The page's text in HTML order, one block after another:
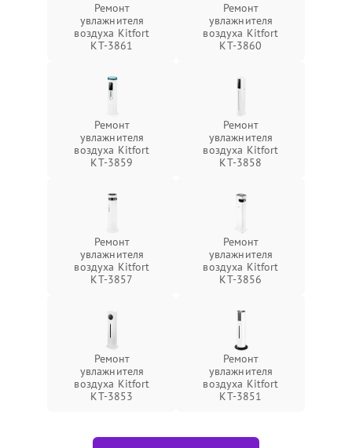
Ремонт
увлажнителя
воздуха Kitfort
КТ-3861
Ремонт
увлажнителя
воздуха Kitfort
КТ-3860
Ремонт
увлажнителя
воздуха Kitfort
КТ-3859
Ремонт
увлажнителя
воздуха Kitfort
КТ-3858
Ремонт
увлажнителя
воздуха Kitfort
КТ-3857
Ремонт
увлажнителя
воздуха Kitfort
КТ-3856
Ремонт
увлажнителя
воздуха Kitfort
КТ-3853
Ремонт
увлажнителя
воздуха Kitfort
КТ-3851